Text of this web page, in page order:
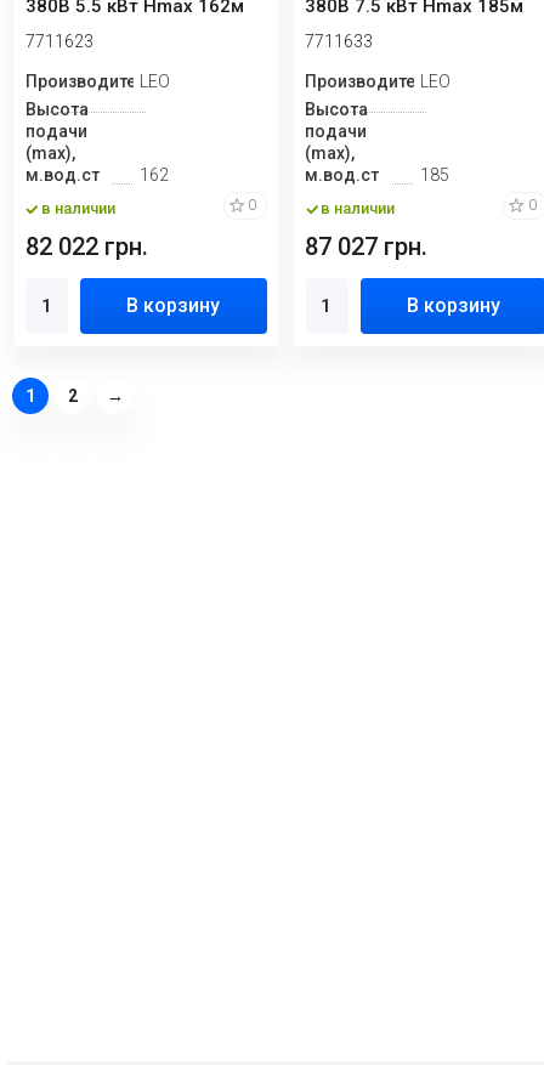
380В 5.5 кВт Hmax 162м
Qmax 216.7...
7711623
ПроизводительLEO
Высота
подачи
(max),
м.вод.ст
162
в наличии 0
82 022 грн.
В корзину
380В 7.5 кВт Hmax 185м
Qmax 216.7...
7711633
ПроизводительLEO
Высота
подачи
(max),
м.вод.ст
185
в наличии 0
87 027 грн.
В корзину
1 2 →